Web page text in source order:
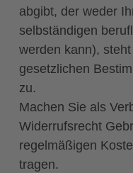
abgibt, der weder
selbständigen
werden kann),
gesetzlichen
zu.
Machen Sie als
Widerrufsrecht
regelmäßigen
tragen.